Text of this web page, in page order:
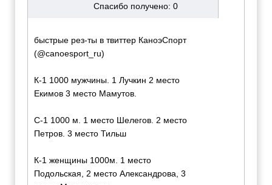
Спасибо получено: 0
быстрые рез-ты в твиттер КаноэСпорт
(@canoesport_ru)
К-1 1000 мужчины. 1 Лучкин 2 место
Екимов 3 место Мамутов.
С-1 1000 м. 1 место Шелегов. 2 место
Петров. 3 место Тильш
К-1 женщины 1000м. 1 место
Подольская, 2 место Александрова, 3